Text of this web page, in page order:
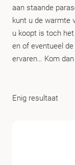
aan staande
kunt u de warmte
u koopt is toch
en of eventueel
ervaren… Kom
Enig resultaat